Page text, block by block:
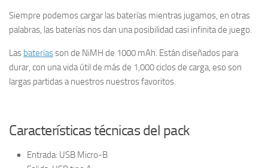
Siempre podemos cargar las baterías mientras jugamos, en otras
palabras, las baterías nos dan una posibilidad casi infinita de juego.
Las bateríasson de NiMH de 1000 mAh. Están diseñados para
durar, con una vida útil de más de 1,000 ciclos de carga, eso son
largas partidas a nuestros nuestros favoritos.
Características técnicas del pack
Entrada: USB Micro-B